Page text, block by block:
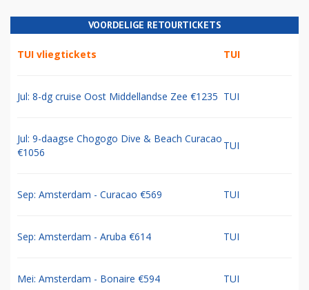
VOORDELIGE RETOURTICKETS
TUI vliegtickets TUI
Jul: 8-dg cruise Oost Middellandse Zee €1235 TUI
Jul: 9-daagse Chogogo Dive & Beach Curacao
€1056
TUI
Sep: Amsterdam - Curacao €569 TUI
Sep: Amsterdam - Aruba €614 TUI
Mei: Amsterdam - Bonaire €594 TUI